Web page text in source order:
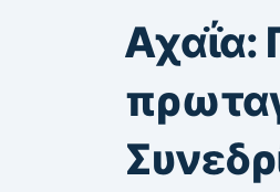
Aχαΐα: